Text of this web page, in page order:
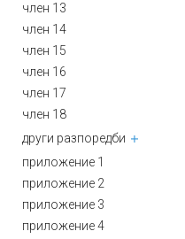
член 13
член 14
член 15
член 16
член 17
член 18
други разпоредби
приложение 1
приложение 2
приложение 3
приложение 4